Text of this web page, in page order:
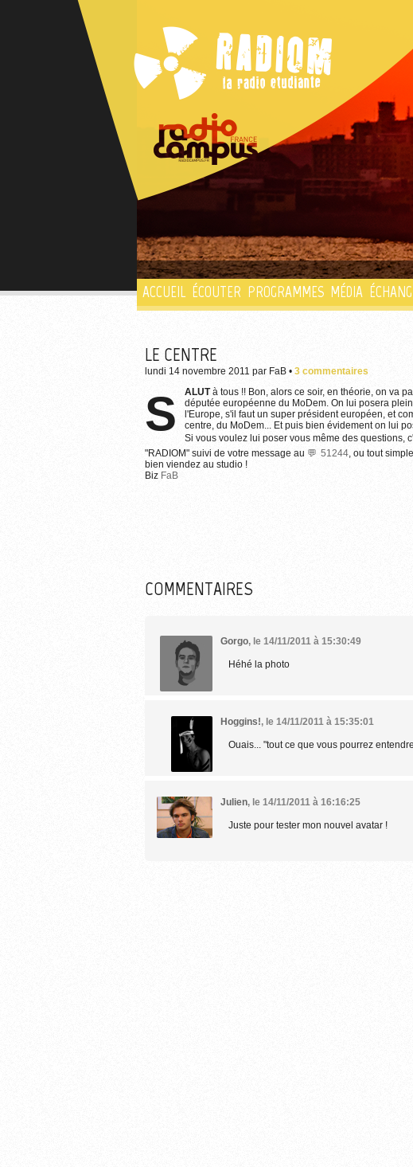
ACCUEIL ÉCOUTER PROGRAMMES MÉDIA
LE CENTRE
lundi 14 novembre 2011 par FaB • 3 commentaires
SALUTà tous !! Bon, alors ce soir, en théorie, on va
députée européenne du MoDem. On lui posera
l'Europe, s'il faut un super président européen, et
centre, du MoDem... Et puis bien évidement on lui
Si vous voulez lui poser vous même des questions,
"RADIOM" suivi de votre message au
51244, ou tout
bien viendez au studio !
Biz FaB
COMMENTAIRES
Gorgo, le 14/11/2011 à 15:30:49
Héhé la photo
Hoggins!, le 14/11/2011 à 15:35:01
Ouais... "tout ce que vous pourrez
Julien, le 14/11/2011 à 16:16:25
Juste pour tester mon nouvel avatar !